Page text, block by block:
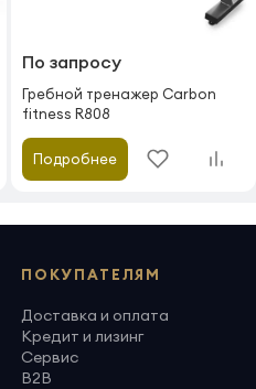
По запросу
Гребной тренажер Carbon
fitness R808
Подробнее
ПОКУПАТЕЛЯМ
Доставка и оплата
Кредит и лизинг
Сервис
B2B